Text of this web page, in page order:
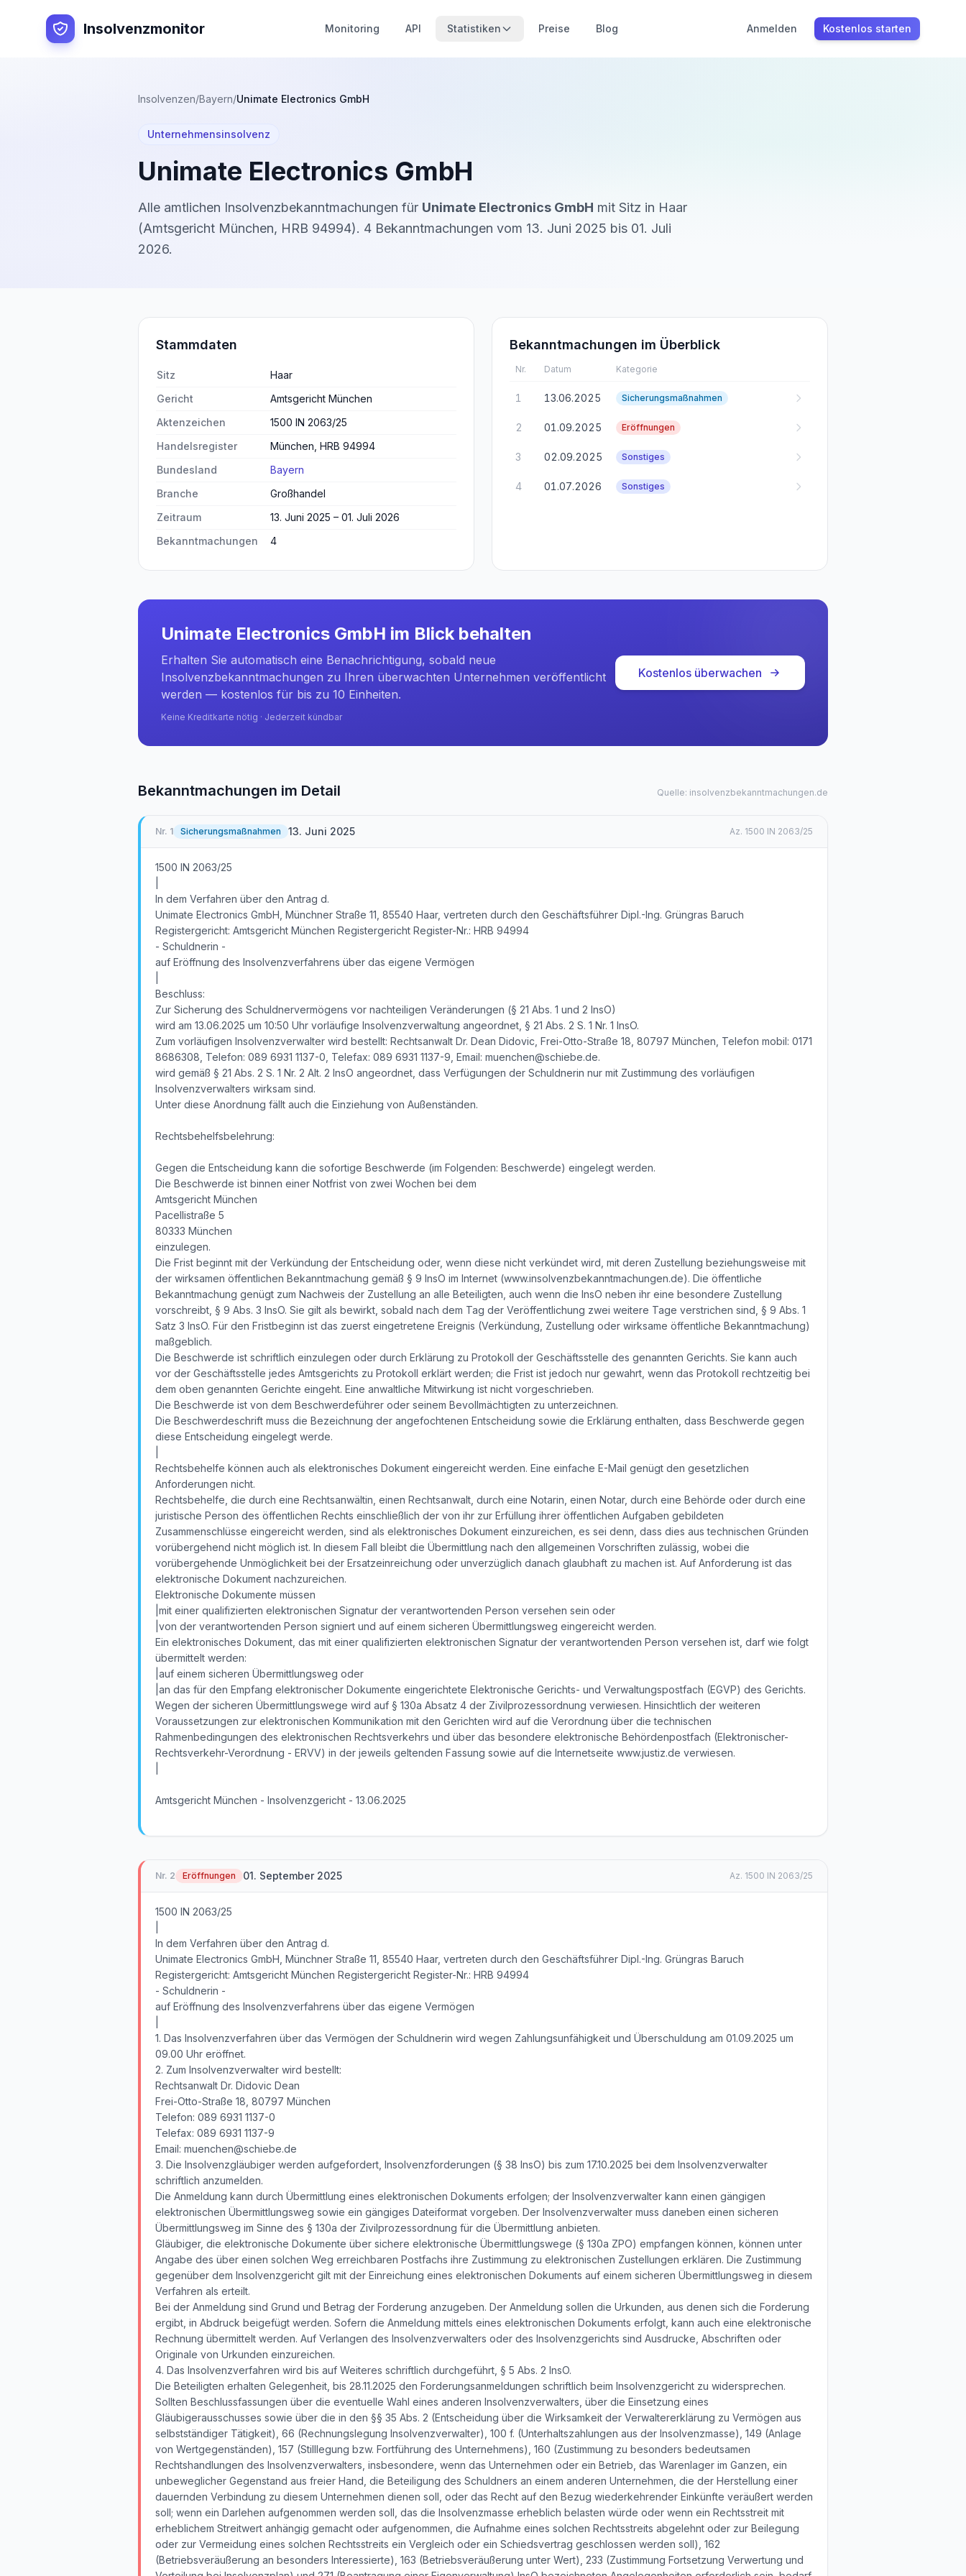
Insolvenzmonitor Monitoring API Statistiken Preise Blog Anmelden Kostenlos starten
Insolvenzen/Bayern/Unimate Electronics GmbH
Unternehmensinsolvenz
Unimate Electronics GmbH
Alle amtlichen Insolvenzbekanntmachungen für Unimate Electronics GmbH mit Sitz in Haar
(Amtsgericht München, HRB 94994). 4 Bekanntmachungen vom 13. Juni 2025 bis 01. Juli
2026.
Stammdaten
Sitz
Haar
Gericht
Amtsgericht München
Aktenzeichen
1500 IN 2063/25
Handelsregister
München, HRB 94994
Bundesland
Bayern
Branche
Großhandel
Zeitraum
13. Juni 2025 – 01. Juli 2026
Bekanntmachungen
4
Bekanntmachungen im Überblick
Nr. Datum Kategorie
1 13.06.2025 Sicherungsmaßnahmen
2 01.09.2025 Eröffnungen
3 02.09.2025 Sonstiges
4 01.07.2026 Sonstiges
Unimate Electronics GmbH im Blick behalten
Erhalten Sie automatisch eine Benachrichtigung, sobald neue
Insolvenzbekanntmachungen zu Ihren überwachten Unternehmen veröffentlicht
werden — kostenlos für bis zu 10 Einheiten.
Keine Kreditkarte nötig · Jederzeit kündbar
Kostenlos überwachen
Bekanntmachungen im Detail Quelle: insolvenzbekanntmachungen.de
Nr. 1 Sicherungsmaßnahmen 13. Juni 2025 Az. 1500 IN 2063/25
1500 IN 2063/25
In dem Verfahren über den Antrag d.
Unimate Electronics GmbH, Münchner Straße 11, 85540 Haar, vertreten durch den Geschäftsführer Dipl.-Ing. Grüngras Baruch
Registergericht: Amtsgericht München Registergericht Register-Nr.: HRB 94994
- Schuldnerin -
auf Eröffnung des Insolvenzverfahrens über das eigene Vermögen
Beschluss:
Zur Sicherung des Schuldnervermögens vor nachteiligen Veränderungen (§ 21 Abs. 1 und 2 InsO)
wird am 13.06.2025 um 10:50 Uhr vorläufige Insolvenzverwaltung angeordnet, § 21 Abs. 2 S. 1 Nr. 1 InsO.
Zum vorläufigen Insolvenzverwalter wird bestellt: Rechtsanwalt Dr. Dean Didovic, Frei-Otto-Straße 18, 80797 München, Telefon mobil: 0171
8686308, Telefon: 089 6931 1137-0, Telefax: 089 6931 1137-9, Email: muenchen@schiebe.de.
wird gemäß § 21 Abs. 2 S. 1 Nr. 2 Alt. 2 InsO angeordnet, dass Verfügungen der Schuldnerin nur mit Zustimmung des vorläufigen
Insolvenzverwalters wirksam sind.
Unter diese Anordnung fällt auch die Einziehung von Außenständen.
Rechtsbehelfsbelehrung:
Gegen die Entscheidung kann die sofortige Beschwerde (im Folgenden: Beschwerde) eingelegt werden.
Die Beschwerde ist binnen einer Notfrist von zwei Wochen bei dem
Amtsgericht München
Pacellistraße 5
80333 München
einzulegen.
Die Frist beginnt mit der Verkündung der Entscheidung oder, wenn diese nicht verkündet wird, mit deren Zustellung beziehungsweise mit
der wirksamen öffentlichen Bekanntmachung gemäß § 9 InsO im Internet (www.insolvenzbekanntmachungen.de). Die öffentliche
Bekanntmachung genügt zum Nachweis der Zustellung an alle Beteiligten, auch wenn die InsO neben ihr eine besondere Zustellung
vorschreibt, § 9 Abs. 3 InsO. Sie gilt als bewirkt, sobald nach dem Tag der Veröffentlichung zwei weitere Tage verstrichen sind, § 9 Abs. 1
Satz 3 InsO. Für den Fristbeginn ist das zuerst eingetretene Ereignis (Verkündung, Zustellung oder wirksame öffentliche Bekanntmachung)
maßgeblich.
Die Beschwerde ist schriftlich einzulegen oder durch Erklärung zu Protokoll der Geschäftsstelle des genannten Gerichts. Sie kann auch
vor der Geschäftsstelle jedes Amtsgerichts zu Protokoll erklärt werden; die Frist ist jedoch nur gewahrt, wenn das Protokoll rechtzeitig bei
dem oben genannten Gerichte eingeht. Eine anwaltliche Mitwirkung ist nicht vorgeschrieben.
Die Beschwerde ist von dem Beschwerdeführer oder seinem Bevollmächtigten zu unterzeichnen.
Die Beschwerdeschrift muss die Bezeichnung der angefochtenen Entscheidung sowie die Erklärung enthalten, dass Beschwerde gegen
diese Entscheidung eingelegt werde.
Rechtsbehelfe können auch als elektronisches Dokument eingereicht werden. Eine einfache E-Mail genügt den gesetzlichen
Anforderungen nicht.
Rechtsbehelfe, die durch eine Rechtsanwältin, einen Rechtsanwalt, durch eine Notarin, einen Notar, durch eine Behörde oder durch eine
juristische Person des öffentlichen Rechts einschließlich der von ihr zur Erfüllung ihrer öffentlichen Aufgaben gebildeten
Zusammenschlüsse eingereicht werden, sind als elektronisches Dokument einzureichen, es sei denn, dass dies aus technischen Gründen
vorübergehend nicht möglich ist. In diesem Fall bleibt die Übermittlung nach den allgemeinen Vorschriften zulässig, wobei die
vorübergehende Unmöglichkeit bei der Ersatzeinreichung oder unverzüglich danach glaubhaft zu machen ist. Auf Anforderung ist das
elektronische Dokument nachzureichen.
Elektronische Dokumente müssen
|mit einer qualifizierten elektronischen Signatur der verantwortenden Person versehen sein oder
|von der verantwortenden Person signiert und auf einem sicheren Übermittlungsweg eingereicht werden.
Ein elektronisches Dokument, das mit einer qualifizierten elektronischen Signatur der verantwortenden Person versehen ist, darf wie folgt
übermittelt werden:
|auf einem sicheren Übermittlungsweg oder
|an das für den Empfang elektronischer Dokumente eingerichtete Elektronische Gerichts- und Verwaltungspostfach (EGVP) des Gerichts.
Wegen der sicheren Übermittlungswege wird auf § 130a Absatz 4 der Zivilprozessordnung verwiesen. Hinsichtlich der weiteren
Voraussetzungen zur elektronischen Kommunikation mit den Gerichten wird auf die Verordnung über die technischen
Rahmenbedingungen des elektronischen Rechtsverkehrs und über das besondere elektronische Behördenpostfach (Elektronischer-
Rechtsverkehr-Verordnung - ERVV) in der jeweils geltenden Fassung sowie auf die Internetseite www.justiz.de verwiesen.
Amtsgericht München - Insolvenzgericht - 13.06.2025
Nr. 2 Eröffnungen 01. September 2025 Az. 1500 IN 2063/25
1500 IN 2063/25
In dem Verfahren über den Antrag d.
Unimate Electronics GmbH, Münchner Straße 11, 85540 Haar, vertreten durch den Geschäftsführer Dipl.-Ing. Grüngras Baruch
Registergericht: Amtsgericht München Registergericht Register-Nr.: HRB 94994
- Schuldnerin -
auf Eröffnung des Insolvenzverfahrens über das eigene Vermögen
1. Das Insolvenzverfahren über das Vermögen der Schuldnerin wird wegen Zahlungsunfähigkeit und Überschuldung am 01.09.2025 um
09.00 Uhr eröffnet.
2. Zum Insolvenzverwalter wird bestellt:
Rechtsanwalt Dr. Didovic Dean
Frei-Otto-Straße 18, 80797 München
Telefon: 089 6931 1137-0
Telefax: 089 6931 1137-9
Email: muenchen@schiebe.de
3. Die Insolvenzgläubiger werden aufgefordert, Insolvenzforderungen (§ 38 InsO) bis zum 17.10.2025 bei dem Insolvenzverwalter
schriftlich anzumelden.
Die Anmeldung kann durch Übermittlung eines elektronischen Dokuments erfolgen; der Insolvenzverwalter kann einen gängigen
elektronischen Übermittlungsweg sowie ein gängiges Dateiformat vorgeben. Der Insolvenzverwalter muss daneben einen sicheren
Übermittlungsweg im Sinne des § 130a der Zivilprozessordnung für die Übermittlung anbieten.
Gläubiger, die elektronische Dokumente über sichere elektronische Übermittlungswege (§ 130a ZPO) empfangen können, können unter
Angabe des über einen solchen Weg erreichbaren Postfachs ihre Zustimmung zu elektronischen Zustellungen erklären. Die Zustimmung
gegenüber dem Insolvenzgericht gilt mit der Einreichung eines elektronischen Dokuments auf einem sicheren Übermittlungsweg in diesem
Verfahren als erteilt.
Bei der Anmeldung sind Grund und Betrag der Forderung anzugeben. Der Anmeldung sollen die Urkunden, aus denen sich die Forderung
ergibt, in Abdruck beigefügt werden. Sofern die Anmeldung mittels eines elektronischen Dokuments erfolgt, kann auch eine elektronische
Rechnung übermittelt werden. Auf Verlangen des Insolvenzverwalters oder des Insolvenzgerichts sind Ausdrucke, Abschriften oder
Originale von Urkunden einzureichen.
4. Das Insolvenzverfahren wird bis auf Weiteres schriftlich durchgeführt, § 5 Abs. 2 InsO.
Die Beteiligten erhalten Gelegenheit, bis 28.11.2025 den Forderungsanmeldungen schriftlich beim Insolvenzgericht zu widersprechen.
Sollten Beschlussfassungen über die eventuelle Wahl eines anderen Insolvenzverwalters, über die Einsetzung eines
Gläubigerausschusses sowie über die in den §§ 35 Abs. 2 (Entscheidung über die Wirksamkeit der Verwaltererklärung zu Vermögen aus
selbstständiger Tätigkeit), 66 (Rechnungslegung Insolvenzverwalter), 100 f. (Unterhaltszahlungen aus der Insolvenzmasse), 149 (Anlage
von Wertgegenständen), 157 (Stilllegung bzw. Fortführung des Unternehmens), 160 (Zustimmung zu besonders bedeutsamen
Rechtshandlungen des Insolvenzverwalters, insbesondere, wenn das Unternehmen oder ein Betrieb, das Warenlager im Ganzen, ein
unbeweglicher Gegenstand aus freier Hand, die Beteiligung des Schuldners an einem anderen Unternehmen, die der Herstellung einer
dauernden Verbindung zu diesem Unternehmen dienen soll, oder das Recht auf den Bezug wiederkehrender Einkünfte veräußert werden
soll; wenn ein Darlehen aufgenommen werden soll, das die Insolvenzmasse erheblich belasten würde oder wenn ein Rechtsstreit mit
erheblichem Streitwert anhängig gemacht oder aufgenommen, die Aufnahme eines solchen Rechtsstreits abgelehnt oder zur Beilegung
oder zur Vermeidung eines solchen Rechtsstreits ein Vergleich oder ein Schiedsvertrag geschlossen werden soll), 162
(Betriebsveräußerung an besonders Interessierte), 163 (Betriebsveräußerung unter Wert), 233 (Zustimmung Fortsetzung Verwertung und